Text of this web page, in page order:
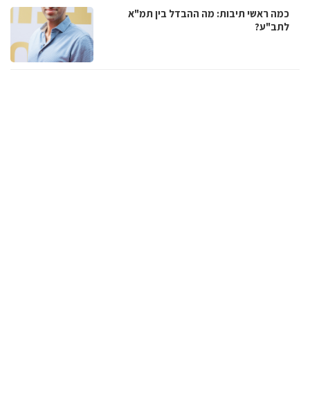
כמה ראשי תיבות: מה ההבדל בין תמ"א
לתב"ע?